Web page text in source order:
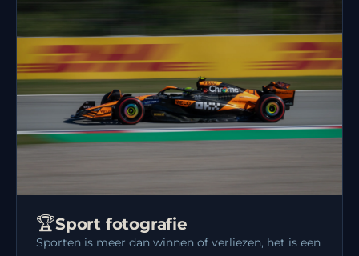
🏆Sport fotografie
Sporten is meer dan winnen of verliezen, het is een